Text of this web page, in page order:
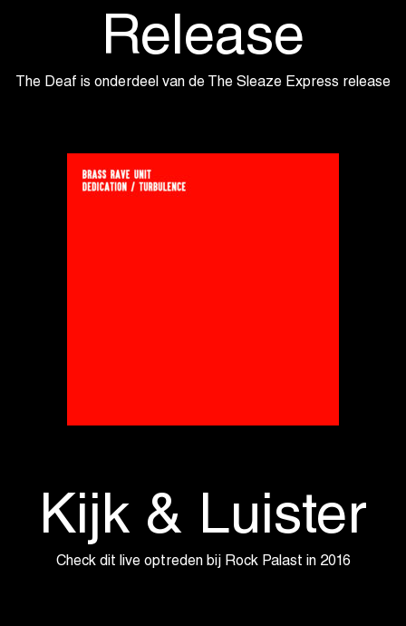
Release
The Deaf is onderdeel van de The Sleaze Express release
Kijk & Luister
Check dit live optreden bij Rock Palast in 2016